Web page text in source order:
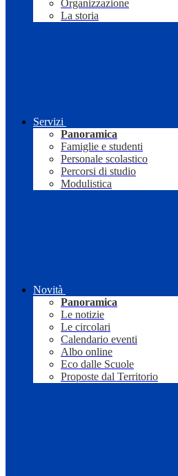
Organizzazione
La storia
Servizi
Panoramica
Famiglie e studenti
Personale scolastico
Percorsi di studio
Modulistica
Novità
Panoramica
Le notizie
Le circolari
Calendario eventi
Albo online
Eco dalle Scuole
Proposte dal Territorio